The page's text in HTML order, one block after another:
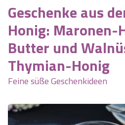
Region /
Karte
Natur
Naturpark
Erlebnis
Heide Park
Barfußpark
Vital
Vital
Wellness
Stadt
Stadt
Ort
Personen
Geschenke aus
Honig: Maronen-
Butter und
Thymian-Honig
Feine süße Geschenkideen